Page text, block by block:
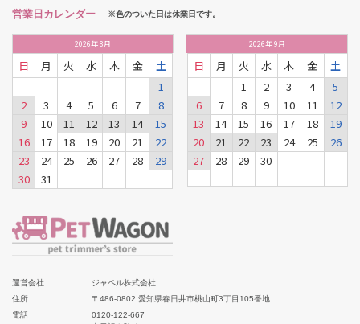
営業日カレンダー ※色のついた日は休業日です。
2026年8月
日 月 火 水 木 金
土
1
2
3 4 5 6 7
8
9
10 11 12 13 14
15
16
17 18 19 20 21
22
23
24 25 26 27 28
29
30
31
2026年9月
日 月 火 水 木 金
土
1
2 3 4
5
6
7 8 9 10 11
12
13
14 15 16 17 18
19
20
21 22 23 24 25
26
27
28 29 30
運営会社
ジャペル株式会社
住所
〒486-0802 愛知県春日井市桃山町3丁目105番地
電話
0120-122-667